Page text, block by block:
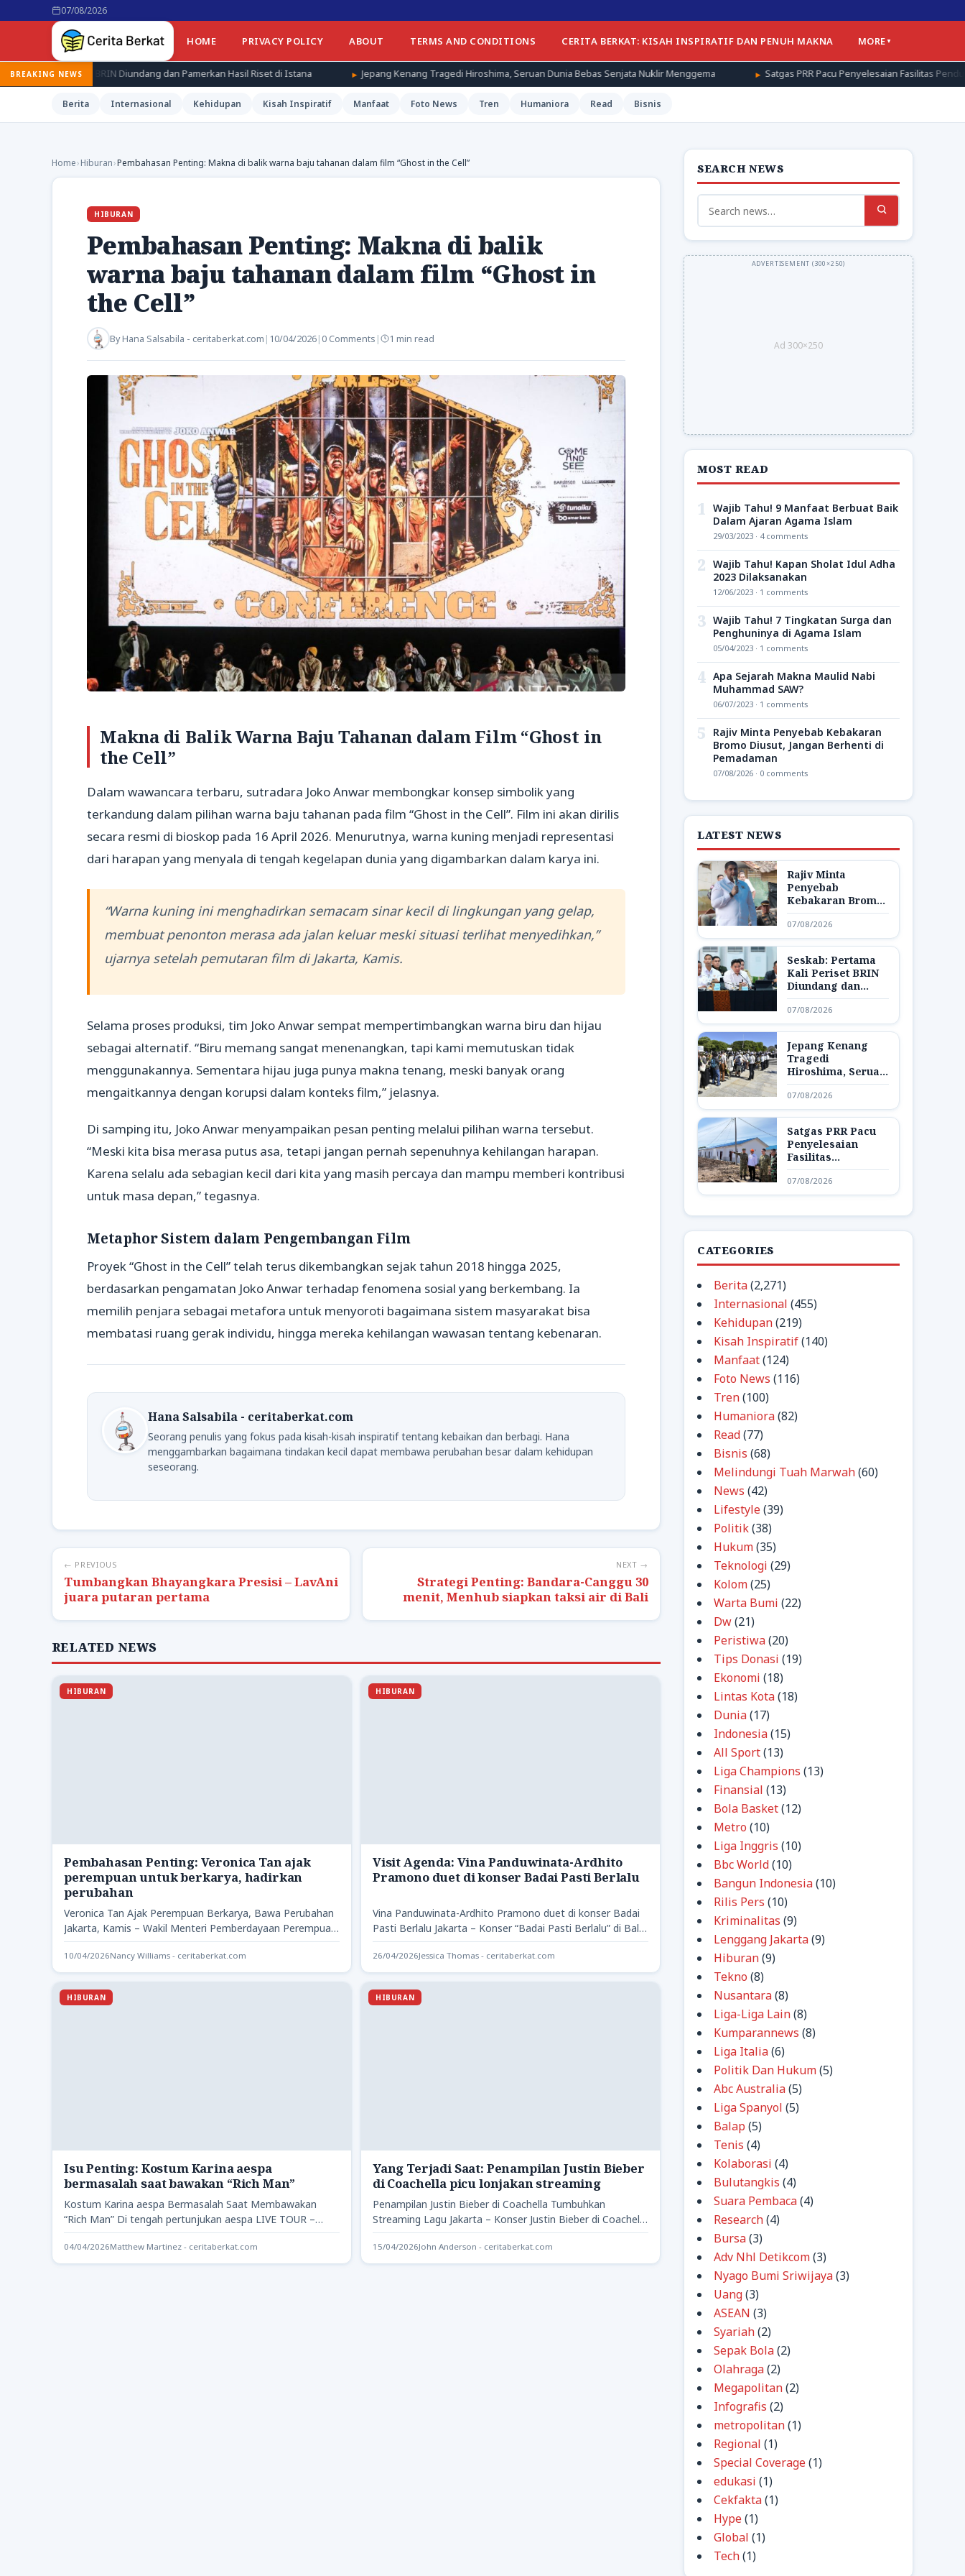
07/08/2026
HOME PRIVACY POLICY ABOUT TERMS AND CONDITIONS CERITA BERKAT: KISAH INSPIRATIF DAN PENUH MAKNA MORE
BREAKING NEWS
BRIN Diundang dan Pamerkan Hasil Riset di Istana Jepang Kenang Tragedi Hiroshima, Seruan Dunia Bebas Senjata Nuklir Menggema Satgas PRR Pacu Penyelesaian Fasilitas Pendukung Huntap di
Berita Internasional Kehidupan Kisah Inspiratif Manfaat Foto News Tren Humaniora Read Bisnis
Home›Hiburan›Pembahasan Penting: Makna di balik warna baju tahanan dalam film “Ghost in the Cell”
HIBURAN
Pembahasan Penting: Makna di balik
warna baju tahanan dalam film “Ghost in
the Cell”
ByHana Salsabila - ceritaberkat.com | 10/04/2026| 0 Comments | 1 min read
Makna di Balik Warna Baju Tahanan dalam Film “Ghost in
the Cell”
Dalam wawancara terbaru, sutradara Joko Anwar membongkar konsep simbolik yang
terkandung dalam pilihan warna baju tahanan pada film “Ghost in the Cell”. Film ini akan dirilis
secara resmi di bioskop pada 16 April 2026. Menurutnya, warna kuning menjadi representasi
dari harapan yang menyala di tengah kegelapan dunia yang digambarkan dalam karya ini.
“Warna kuning ini menghadirkan semacam sinar kecil di lingkungan yang gelap,
membuat penonton merasa ada jalan keluar meski situasi terlihat menyedihkan,”
ujarnya setelah pemutaran film di Jakarta, Kamis.
Selama proses produksi, tim Joko Anwar sempat mempertimbangkan warna biru dan hijau
sebagai alternatif. “Biru memang sangat menenangkan, tapi kami memutuskan tidak
menggunakannya. Sementara hijau juga punya makna tenang, meski banyak orang
mengaitkannya dengan korupsi dalam konteks film,” jelasnya.
Di samping itu, Joko Anwar menyampaikan pesan penting melalui pilihan warna tersebut.
“Meski kita bisa merasa putus asa, tetapi jangan pernah sepenuhnya kehilangan harapan.
Karena selalu ada sebagian kecil dari kita yang masih percaya dan mampu memberi kontribusi
untuk masa depan,” tegasnya.
Metaphor Sistem dalam Pengembangan Film
Proyek “Ghost in the Cell” telah terus dikembangkan sejak tahun 2018 hingga 2025,
berdasarkan pengamatan Joko Anwar terhadap fenomena sosial yang berkembang. Ia
memilih penjara sebagai metafora untuk menyoroti bagaimana sistem masyarakat bisa
membatasi ruang gerak individu, hingga mereka kehilangan wawasan tentang kebenaran.
Hana Salsabila - ceritaberkat.com
Seorang penulis yang fokus pada kisah-kisah inspiratif tentang kebaikan dan berbagi. Hana
menggambarkan bagaimana tindakan kecil dapat membawa perubahan besar dalam kehidupan
seseorang.
← PREVIOUS
Tumbangkan Bhayangkara Presisi – LavAni
juara putaran pertama
NEXT →
Strategi Penting: Bandara-Canggu 30
menit, Menhub siapkan taksi air di Bali
RELATED NEWS
HIBURAN
Pembahasan Penting: Veronica Tan ajak
perempuan untuk berkarya, hadirkan
perubahan
Veronica Tan Ajak Perempuan Berkarya, Bawa Perubahan
Jakarta, Kamis – Wakil Menteri Pemberdayaan Perempuan
dan Perlindungan Anak, Veronica…
10/04/2026Nancy Williams - ceritaberkat.com
HIBURAN
Visit Agenda: Vina Panduwinata-Ardhito
Pramono duet di konser Badai Pasti Berlalu
Vina Panduwinata-Ardhito Pramono duet di konser Badai
Pasti Berlalu Jakarta – Konser “Badai Pasti Berlalu” di Balai
Sarbini,…
26/04/2026Jessica Thomas - ceritaberkat.com
HIBURAN
Isu Penting: Kostum Karina aespa
bermasalah saat bawakan “Rich Man”
Kostum Karina aespa Bermasalah Saat Membawakan
“Rich Man” Di tengah pertunjukan aespa LIVE TOUR –
SYNK: aeXIS LINE-in…
04/04/2026Matthew Martinez - ceritaberkat.com
HIBURAN
Yang Terjadi Saat: Penampilan Justin Bieber
di Coachella picu lonjakan streaming
Penampilan Justin Bieber di Coachella Tumbuhkan
Streaming Lagu Jakarta – Konser Justin Bieber di Coachella
Valley Music and…
15/04/2026John Anderson - ceritaberkat.com
SEARCH NEWS
Search
for:
Ad 300×250
MOST READ
1 Wajib Tahu! 9 Manfaat Berbuat Baik
Dalam Ajaran Agama Islam
29/03/2023 · 4 comments
2 Wajib Tahu! Kapan Sholat Idul Adha
2023 Dilaksanakan
12/06/2023 · 1 comments
3 Wajib Tahu! 7 Tingkatan Surga dan
Penghuninya di Agama Islam
05/04/2023 · 1 comments
4 Apa Sejarah Makna Maulid Nabi
Muhammad SAW?
06/07/2023 · 1 comments
5
Rajiv Minta Penyebab Kebakaran
Bromo Diusut, Jangan Berhenti di
Pemadaman
07/08/2026 · 0 comments
LATEST NEWS
Rajiv Minta
Penyebab
Kebakaran Bromo
Diusut, Jangan
Berhenti di
Pemadaman
07/08/2026
Seskab: Pertama
Kali Periset BRIN
Diundang dan
Pamerkan Hasil
Riset di Istana
07/08/2026
Jepang Kenang
Tragedi
Hiroshima, Seruan
Dunia Bebas
Senjata Nuklir
Menggema
07/08/2026
Satgas PRR Pacu
Penyelesaian
Fasilitas
Pendukung Huntap
di Aceh Tamiang
07/08/2026
CATEGORIES
Berita(2,271)
Internasional (455)
Kehidupan(219)
Kisah Inspiratif(140)
Manfaat(124)
Foto News (116)
Tren(100)
Humaniora(82)
Read(77)
Bisnis (68)
Melindungi Tuah Marwah(60)
News (42)
Lifestyle(39)
Politik(38)
Hukum(35)
Teknologi (29)
Kolom(25)
Warta Bumi (22)
Dw(21)
Peristiwa(20)
Tips Donasi (19)
Ekonomi (18)
Lintas Kota(18)
Dunia(17)
Indonesia(15)
All Sport(13)
Liga Champions (13)
Finansial (13)
Bola Basket(12)
Metro (10)
Liga Inggris (10)
Bbc World(10)
Bangun Indonesia(10)
Rilis Pers (10)
Kriminalitas (9)
Lenggang Jakarta(9)
Hiburan(9)
Tekno (8)
Nusantara(8)
Liga-Liga Lain(8)
Kumparannews (8)
Liga Italia(6)
Politik Dan Hukum(5)
Abc Australia(5)
Liga Spanyol (5)
Balap (5)
Tenis (4)
Kolaborasi (4)
Bulutangkis (4)
Suara Pembaca(4)
Research(4)
Bursa(3)
Adv Nhl Detikcom(3)
Nyago Bumi Sriwijaya(3)
Uang(3)
ASEAN (3)
Syariah(2)
Sepak Bola(2)
Olahraga(2)
Megapolitan(2)
Infografis (2)
metropolitan(1)
Regional (1)
Special Coverage(1)
edukasi (1)
Cekfakta(1)
Hype(1)
Global (1)
Tech(1)